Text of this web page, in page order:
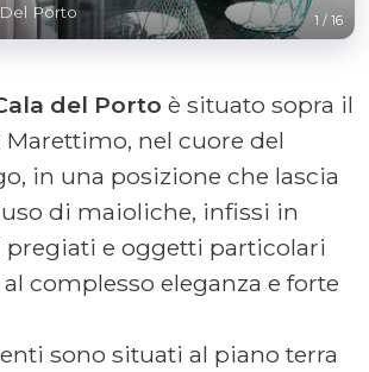
Porto 1 / 16
del Porto è situato sopra il
nel cuore del
in una posizione che lascia
di maioliche, infissi in
pregiati e oggetti particolari
complesso eleganza e forte
sono situati al piano terra